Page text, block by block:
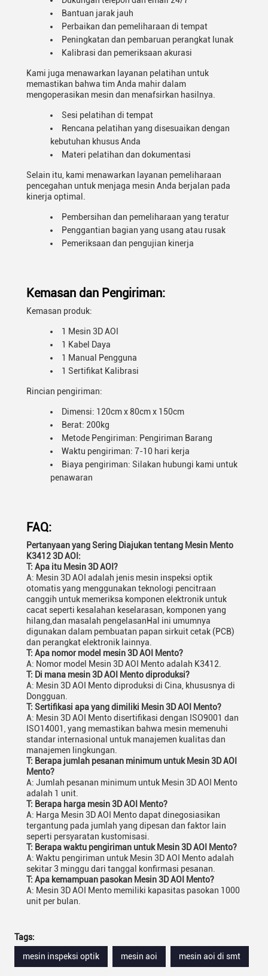
Bantuan jarak jauh
Perbaikan dan pemeliharaan di tempat
Peningkatan dan pembaruan perangkat lunak
Kalibrasi dan pemeriksaan akurasi
Kami juga menawarkan layanan pelatihan untuk
memastikan bahwa tim Anda mahir dalam
mengoperasikan mesin dan menafsirkan hasilnya.
Sesi pelatihan di tempat
Rencana pelatihan yang disesuaikan dengan
kebutuhan khusus Anda
Materi pelatihan dan dokumentasi
Selain itu, kami menawarkan layanan pemeliharaan
pencegahan untuk menjaga mesin Anda berjalan pada
kinerja optimal.
Pembersihan dan pemeliharaan yang teratur
Penggantian bagian yang usang atau rusak
Pemeriksaan dan pengujian kinerja
Kemasan dan Pengiriman:
Kemasan produk:
1 Mesin 3D AOI
1 Kabel Daya
1 Manual Pengguna
1 Sertifikat Kalibrasi
Rincian pengiriman:
Dimensi: 120cm x 80cm x 150cm
Berat: 200kg
Metode Pengiriman: Pengiriman Barang
Waktu pengiriman: 7-10 hari kerja
Biaya pengiriman: Silakan hubungi kami untuk
penawaran
FAQ:
Pertanyaan yang Sering Diajukan tentang Mesin Mento
K3412 3D AOI:
T: Apa itu Mesin 3D AOI?
A: Mesin 3D AOI adalah jenis mesin inspeksi optik
otomatis yang menggunakan teknologi pencitraan
canggih untuk memeriksa komponen elektronik untuk
cacat seperti kesalahan keselarasan, komponen yang
hilang,dan masalah pengelasanHal ini umumnya
digunakan dalam pembuatan papan sirkuit cetak (PCB)
dan perangkat elektronik lainnya.
T: Apa nomor model mesin 3D AOI Mento?
A: Nomor model Mesin 3D AOI Mento adalah K3412.
T: Di mana mesin 3D AOI Mento diproduksi?
A: Mesin 3D AOI Mento diproduksi di Cina, khususnya di
Dongguan.
T: Sertifikasi apa yang dimiliki Mesin 3D AOI Mento?
A: Mesin 3D AOI Mento disertifikasi dengan ISO9001 dan
ISO14001, yang memastikan bahwa mesin memenuhi
standar internasional untuk manajemen kualitas dan
manajemen lingkungan.
T: Berapa jumlah pesanan minimum untuk Mesin 3D AOI
Mento?
A: Jumlah pesanan minimum untuk Mesin 3D AOI Mento
adalah 1 unit.
T: Berapa harga mesin 3D AOI Mento?
A: Harga Mesin 3D AOI Mento dapat dinegosiasikan
tergantung pada jumlah yang dipesan dan faktor lain
seperti persyaratan kustomisasi.
T: Berapa waktu pengiriman untuk Mesin 3D AOI Mento?
A: Waktu pengiriman untuk Mesin 3D AOI Mento adalah
sekitar 3 minggu dari tanggal konfirmasi pesanan.
T: Apa kemampuan pasokan Mesin 3D AOI Mento?
A: Mesin 3D AOI Mento memiliki kapasitas pasokan 1000
unit per bulan.
Tags:
mesin inspeksi optik
mesin aoi mesin aoi di smt